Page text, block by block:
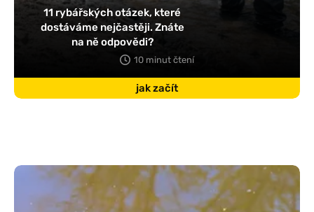
jak začít
11 rybářských otázek, které
dostáváme nejčastěji. Znáte
na ně odpovědi?
10 minut čtení